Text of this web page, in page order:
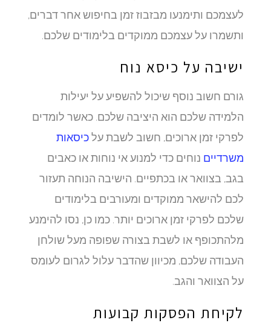
לעצמכם ותימנעו מבזבוז זמן בחיפוש אחר דברים,
ותשמרו על עצמכם ממוקדים בלימודים שלכם.
ישיבה על כיסא נוח
גורם חשוב נוסף שיכול להשפיע על יעילות
הלמידה שלכם הוא היציבה שלכם. כאשר לומדים
לפרקי זמן ארוכים, חשוב לשבת עלכיסאות
משרדייםנוחים כדי למנוע אי נוחות או כאבים
בגב, בצוואר או בכתפיים. הישיבה הנוחה תעזור
לכם להישאר ממוקדים ומעורבים בלימודים
שלכם לפרקי זמן ארוכים יותר. כמו כן, נסו להימנע
מלהתכופף או לשבת בצורה שפופה מעל שולחן
העבודה שלכם, מכיוון שהדבר עלול לגרום לעומס
על הצוואר והגב.
לקיחת הפסקות קבועות